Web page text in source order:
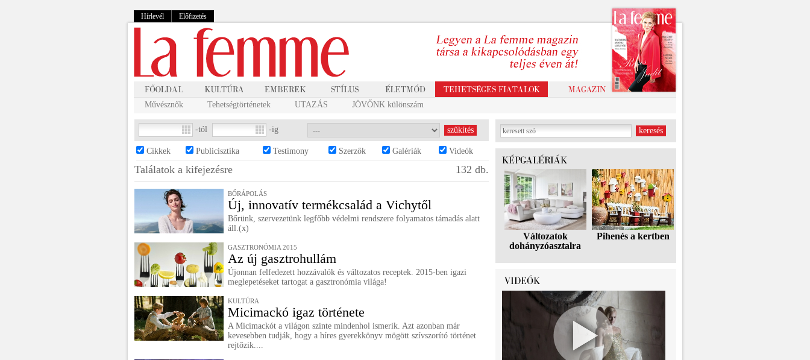
Hírlevél Előfizetés
Művésznők Tehetségtörténetek UTAZÁS JÖVŐNK különszám
-tól -ig
Cikkek Publicisztika Testimony Szerzők Galériák Videók
Találatok a kifejezésre 132 db.
BŐRÁPOLÁS
Új, innovatív termékcsalád a Vichytől
Bőrünk, szervezetünk legfőbb védelmi rendszere folyamatos támadás alatt
áll.(x)
GASZTRONÓMIA 2015
Az új gasztrohullám
Újonnan felfedezett hozzávalók és változatos receptek. 2015-ben igazi
meglepetéseket tartogat a gasztronómia világa!
KULTÚRA
Micimackó igaz története
A Micimackót a világon szinte mindenhol ismerik. Azt azonban már
kevesebben tudják, hogy a híres gyerekkönyv mögött szívszorító történet
rejtőzik....
Változatok
dohányzóasztalra
Pihenés a kertben